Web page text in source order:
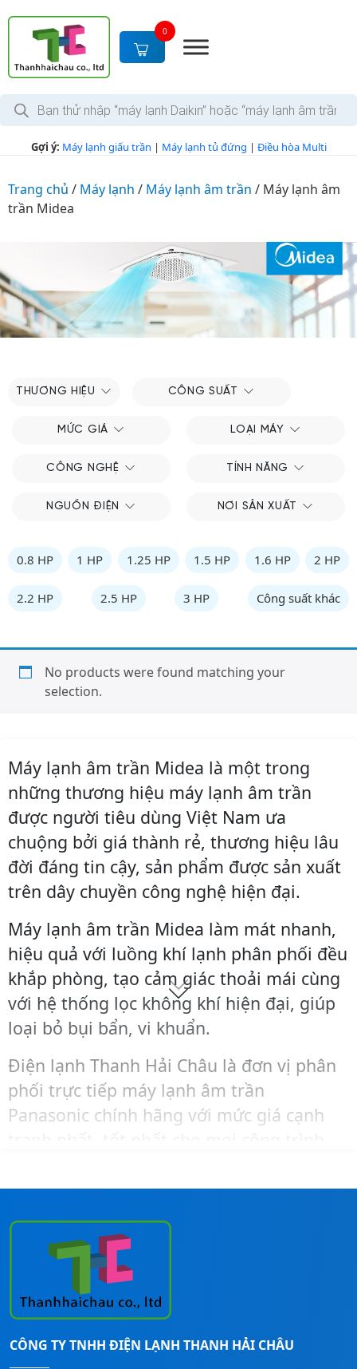
c
0
T
m
i
m
Gợi ý: Máy lạnh giấu trần | Máy lạnh tủ đứng | Điều hòa Multi
Trang chủ / Máy lạnh / Máy lạnh âm trần / Máy lạnh âm
trần Midea
THƯƠNG HIỆU CÔNG SUẤT
MỨC GIÁ LOẠI MÁY
CÔNG NGHỆ TÍNH NĂNG
NGUỒN ĐIỆN NƠI SẢN XUẤT
0.8 HP 1 HP 1.25 HP 1.5 HP 1.6 HP 2 HP
2.2 HP 2.5 HP 3 HP Công suất khác
No products were found matching your
selection.
Máy lạnh âm trần Midea là một trong
những thương hiệu máy lạnh âm trần
được người tiêu dùng Việt Nam ưa
chuộng bởi giá thành rẻ, thương hiệu lâu
đời đáng tin cậy, sản phẩm được sản xuất
trên dây chuyền công nghệ hiện đại.
Máy lạnh âm trần Midea làm mát nhanh,
hiệu quả với luồng khí lạnh phân phối đều
khắp phòng, tạo cảm giác thoải mái cùng
với hệ thống lọc không khí hiện đại, giúp
loại bỏ bụi bẩn, vi khuẩn.
Điện lạnh Thanh Hải Châu là đơn vị phân
phối trực tiếp máy lạnh âm trần
Panasonic chính hãng với mức giá cạnh
với giá tốt nhất thì hãy liên hệ ngay
Thanh Hải Châu
được hỗ trợ nhanh nhất nhé!
CÔNG TY TNHH ĐIỆN LẠNH THANH HẢI CHÂU